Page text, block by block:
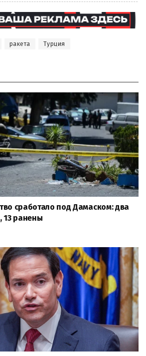
ракета Турция
сработало под Дамаском: два
13 ранены